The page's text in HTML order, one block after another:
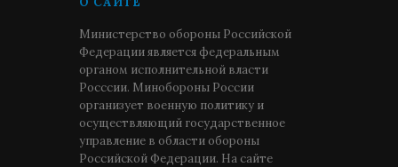
Министерство обороны Российской
Федерации является федеральным
органом исполнительной власти
Росссии. Минобороны России
организует военную политику и
осуществляющий государственное
управление в области обороны
Российской Федерации. На сайте